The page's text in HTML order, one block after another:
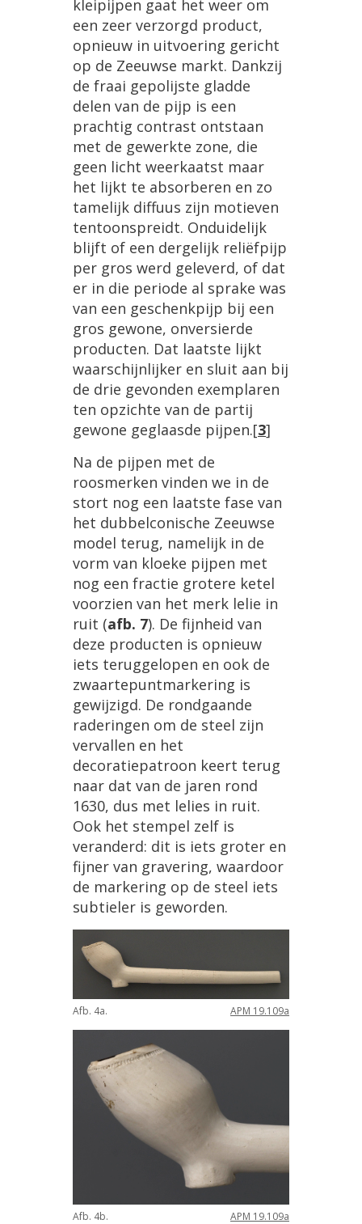
kleipijpen gaat het weer om
een zeer verzorgd product,
opnieuw in uitvoering gericht
op de Zeeuwse markt. Dankzij
de fraai gepolijste gladde
delen van de pijp is een
prachtig contrast ontstaan
met de gewerkte zone, die
geen licht weerkaatst maar
het lijkt te absorberen en zo
tamelijk diffuus zijn motieven
tentoonspreidt. Onduidelijk
blijft of een dergelijk reliëfpijp
per gros werd geleverd, of dat
er in die periode al sprake was
van een geschenkpijp bij een
gros gewone, onversierde
producten. Dat laatste lijkt
waarschijnlijker en sluit aan bij
de drie gevonden exemplaren
ten opzichte van de partij
gewone geglaasde pijpen.[3]
Na de pijpen met de
roosmerken vinden we in de
stort nog een laatste fase van
het dubbelconische Zeeuwse
model terug, namelijk in de
vorm van kloeke pijpen met
nog een fractie grotere ketel
voorzien van het merk lelie in
ruit (afb. 7). De fijnheid van
deze producten is opnieuw
iets teruggelopen en ook de
zwaartepuntmarkering is
gewijzigd. De rondgaande
raderingen om de steel zijn
vervallen en het
decoratiepatroon keert terug
naar dat van de jaren rond
1630, dus met lelies in ruit.
Ook het stempel zelf is
veranderd: dit is iets groter en
fijner van gravering, waardoor
de markering op de steel iets
subtieler is geworden.
Afb. 4a. APM 19.109a
Afb. 4b. APM 19.109a